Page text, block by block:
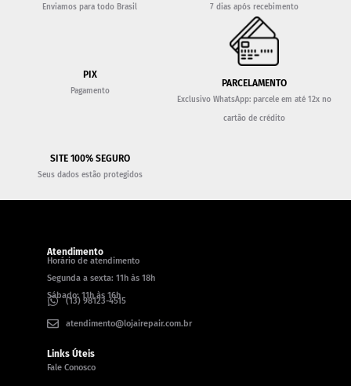
Enviamos para todo Brasil 7 dias após recebimento
PIX
Pagamento
PARCELAMENTO
Exclusivo WhatsApp: parcele em até 12x no
cartão de crédito
SITE 100% SEGURO
Seus dados estão protegidos
Atendimento
Horário de atendimento
Segunda a sexta: 11h às 18h
Sábado: 11h às 16h
(13) 98123-4515
atendimento@lojairepair.com.br
Links Úteis
Fale Conosco